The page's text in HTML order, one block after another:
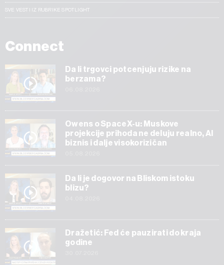
SVE VESTI IZ RUBRIKE SPOTLIGHT
Connect
Da li trgovci potcenjuju rizike na
berzama?
Owens o SpaceX-u: Muskove
projekcije prihoda ne deluju realno, AI
biznis i dalje visokorizičan
Da li je dogovor na Bliskom istoku
blizu?
Dražetić: Fed će pauzirati do kraja
godine